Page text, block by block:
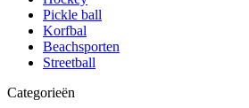
Pickle ball
Korfbal
Beachsporten
Streetball
Categorieën